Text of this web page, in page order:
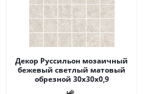
Декор Руссильон мозаичный
бежевый светлый матовый
обрезной 30x30x0,9